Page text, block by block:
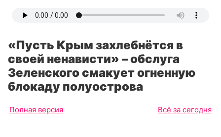
«Пусть Крым захлебнётся в
своей ненависти» – обслуга
Зеленского смакует огненную
блокаду полуострова
Полная версия Всё за сегодня